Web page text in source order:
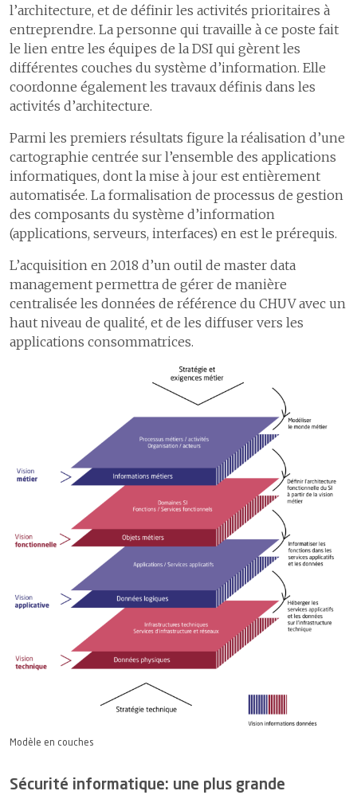
l’architecture, et de définir les activités prioritaires à
entreprendre. La personne qui travaille à ce poste fait
le lien entre les équipes de la DSI qui gèrent les
différentes couches du système d’information. Elle
coordonne également les travaux définis dans les
activités d’architecture.
Parmi les premiers résultats figure la réalisation d’une
cartographie centrée sur l’ensemble des applications
informatiques, dont la mise à jour est entièrement
automatisée. La formalisation de processus de gestion
des composants du système d’information
(applications, serveurs, interfaces) en est le prérequis.
L’acquisition en 2018 d’un outil de master data
management permettra de gérer de manière
centralisée les données de référence du CHUV avec un
haut niveau de qualité, et de les diffuser vers les
applications consommatrices.
Modèle en couches
Sécurité informatique: une plus grande